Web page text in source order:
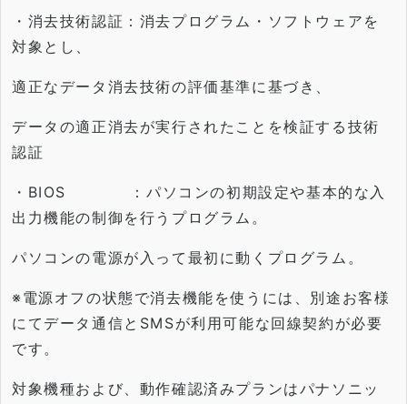
・消去技術認証：消去プログラム・ソフトウェアを
対象とし、
適正なデータ消去技術の評価基準に基づき、
データの適正消去が実行されたことを検証する技術
認証
・BIOS ：パソコンの初期設定や基本的な入
出力機能の制御を行うプログラム 。
パソコンの電源が入って最初に動くプログラム。
※電源オフの状態で消去機能を使うには、 別途お客様
にてデータ通信とSMSが利用可能な回線契約が必要
です。
対象機種および、 動作確認済みプランはパナソニッ